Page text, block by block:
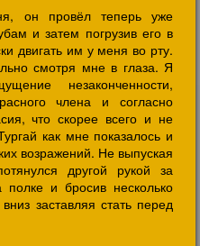
он провёл теперь уже
и затем погрузив его в
двигать им у меня во рту.
смотря мне в глаза. Я
незаконченности,
члена и согласно
что скорее всего и не
как мне показалось и
возражений. Не выпуская
другой рукой за
и бросив несколько
заставляя стать перед